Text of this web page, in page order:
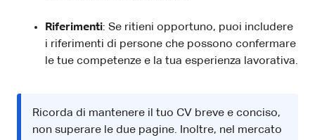
Riferimenti: Se ritieni opportuno, puoi includere
i riferimenti di persone che possono confermare
le tue competenze e la tua esperienza lavorativa.
Ricorda di mantenere il tuo CV breve e conciso,
non superare le due pagine. Inoltre, nel mercato